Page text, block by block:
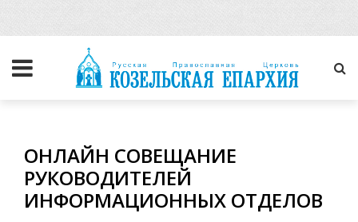
ОНЛАЙН СОВЕЩАНИЕ
РУКОВОДИТЕЛЕЙ
ИНФОРМАЦИОННЫХ ОТДЕЛОВ